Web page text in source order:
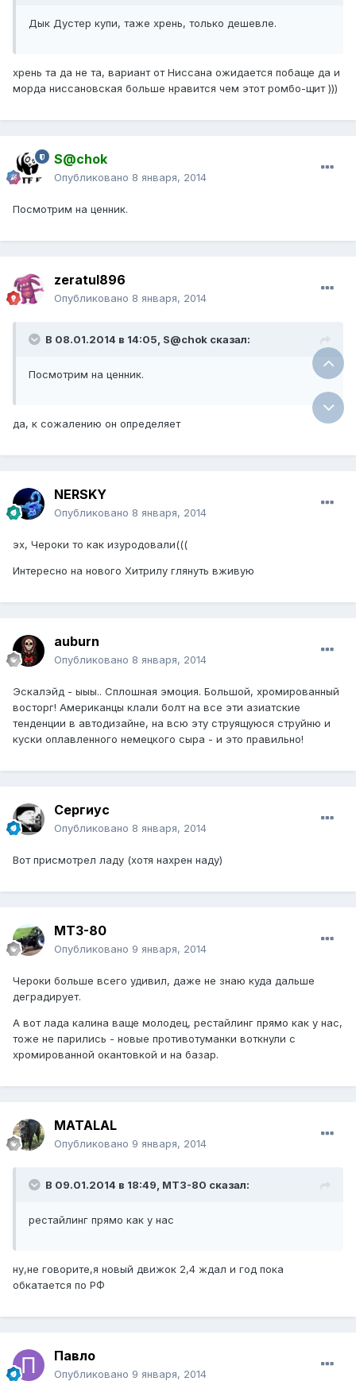
Дык Дустер купи, таже хрень, только дешевле.
хрень та да не та, вариант от Ниссана ожидается побаще да и
морда ниссановская больше нравится чем этот ромбо-щит )))
S@chok
Опубликовано 8 января, 2014
Посмотрим на ценник.
zeratul896
Опубликовано 8 января, 2014
В 08.01.2014 в 14:05, S@chok сказал:
Посмотрим на ценник.
да, к сожалению он определяет
NERSKY
Опубликовано 8 января, 2014
эх, Чероки то как изуродовали(((
Интересно на нового Хитрилу глянуть вживую
auburn
Опубликовано 8 января, 2014
Эскалэйд - ыыы.. Сплошная эмоция. Большой, хромированный
восторг! Американцы клали болт на все эти азиатские
тенденции в автодизайне, на всю эту струящуюся струйню и
куски оплавленного немецкого сыра - и это правильно!
Сергиус
Опубликовано 8 января, 2014
Вот присмотрел ладу (хотя нахрен наду)
МТЗ-80
Опубликовано 9 января, 2014
Чероки больше всего удивил, даже не знаю куда дальше
деградирует.
А вот лада калина ваще молодец, рестайлинг прямо как у нас,
тоже не парились - новые противотуманки воткнули с
хромированной окантовкой и на базар.
MATALAL
Опубликовано 9 января, 2014
В 09.01.2014 в 18:49, МТЗ-80 сказал:
рестайлинг прямо как у нас
ну,не говорите,я новый движок 2,4 ждал и год пока
обкатается по РФ
Павло
Опубликовано 9 января, 2014